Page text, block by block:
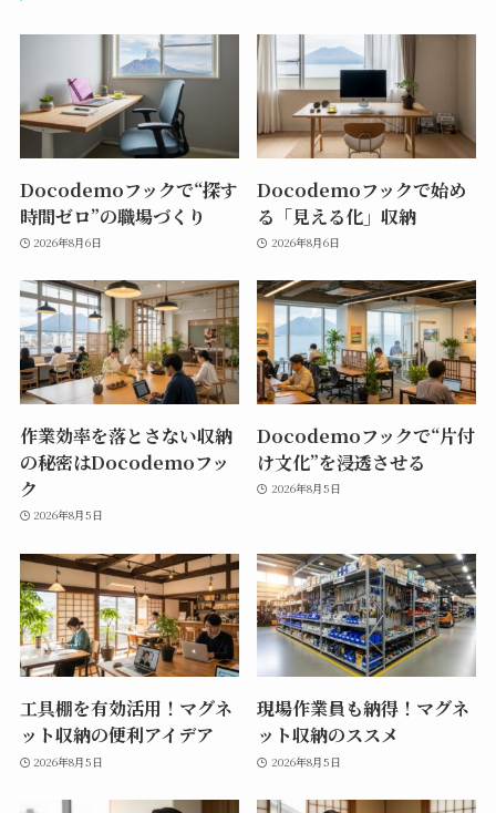
Docodemoフックで“探す
時間ゼロ”の職場づくり
2026年8月6日
Docodemoフックで始め
る「見える化」収納
2026年8月6日
作業効率を落とさない収納
の秘密はDocodemoフッ
ク
2026年8月5日
Docodemoフックで“片付
け文化”を浸透させる
2026年8月5日
工具棚を有効活用！マグネ
ット収納の便利アイデア
2026年8月5日
現場作業員も納得！マグネ
ット収納のススメ
2026年8月5日